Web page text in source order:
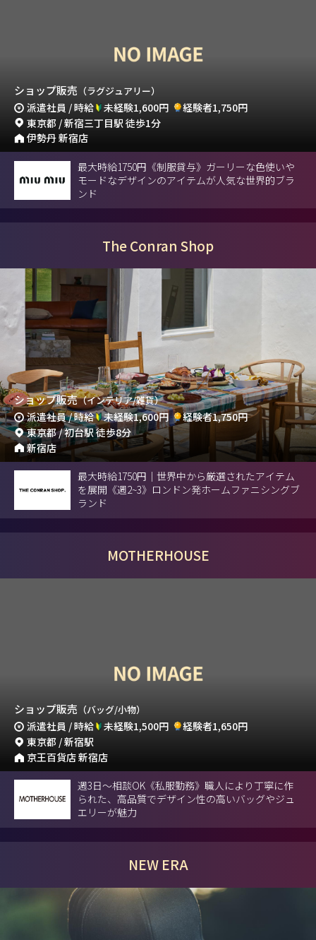
ショップ販売 （ラグジュアリー）
派遣社員 / 時給 未経験1,600円
経験者1,750円
東京都 / 新宿三丁目駅 徒歩1分
伊勢丹 新宿店
最大時給1750円《制服貸与》ガーリーな色使いや
モードなデザインのアイテムが人気な世界的ブラ
ンド
The Conran Shop
ショップ販売（インテリア/雑貨）
派遣社員 / 時給 未経験1,600円
経験者1,750円
東京都 / 初台駅 徒歩8分
新宿店
最大時給1750円｜世界中から厳選されたアイテム
を展開《週2~3》ロンドン発ホームファニシングブ
ランド
MOTHERHOUSE
ショップ販売 （バッグ/小物）
派遣社員 / 時給 未経験1,500円
経験者1,650円
東京都 / 新宿駅
京王百貨店 新宿店
週3日〜相談OK《私服勤務》職人により丁寧に作
られた、高品質でデザイン性の高いバッグやジュ
エリーが魅力
NEW ERA